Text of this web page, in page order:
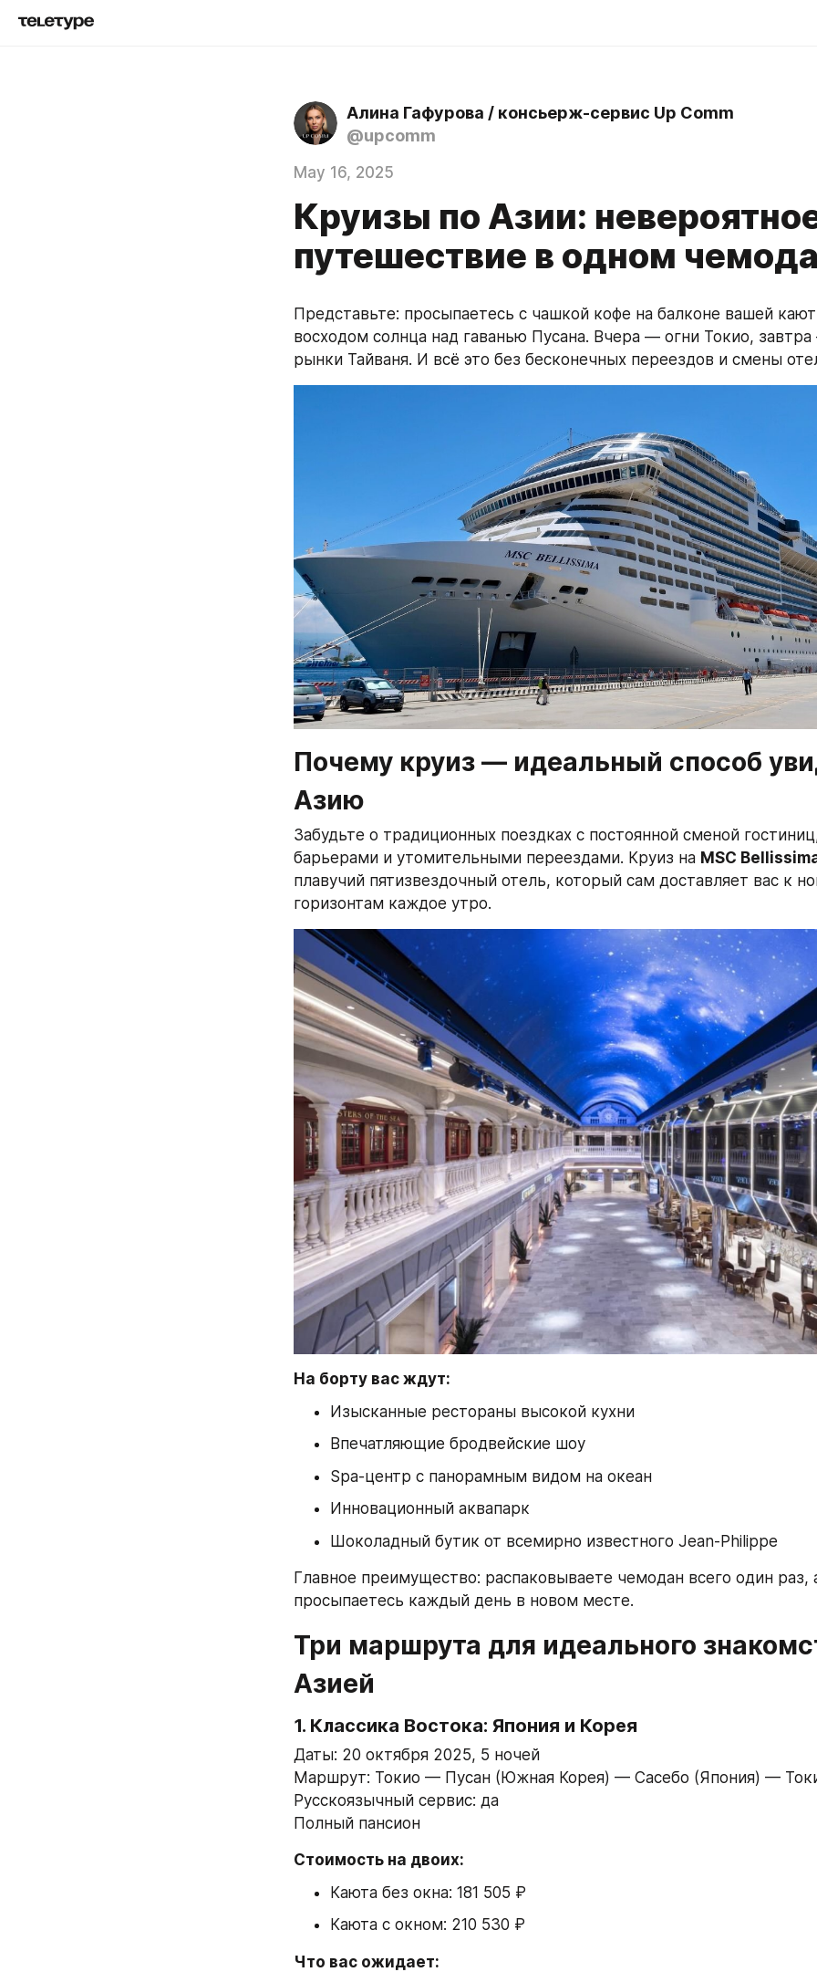
Алина Гафурова / консьерж-сервис Up Comm
@upcomm
May 16, 2025
Круизы по Азии:
путешествие в одном
Представьте: просыпаетесь с чашкой кофе на балконе вашей
восходом солнца над гаванью Пусана. Вчера — огни Токио,
рынки Тайваня. И всё это без бесконечных переездов и смены
Почему круиз — идеальный способ
Азию
Забудьте о традиционных поездках с постоянной сменой
барьерами и утомительными переездами. Круиз на MSC
плавучий пятизвездочный отель, который сам доставляет вас к
горизонтам каждое утро.
На борту вас ждут:
Изысканные рестораны высокой кухни
Впечатляющие бродвейские шоу
Spa-центр с панорамным видом на океан
Инновационный аквапарк
Шоколадный бутик от всемирно известного Jean-Philippe
Главное преимущество: распаковываете чемодан всего один раз,
просыпаетесь каждый день в новом месте.
Три маршрута для идеального
Азией
1. Классика Востока: Япония и Корея
Даты: 20 октября 2025, 5 ночей
Маршрут: Токио — Пусан (Южная Корея) — Сасебо (Япония) —
Русскоязычный сервис: да
Полный пансион
Стоимость на двоих:
Каюта без окна: 181 505 ₽
Каюта с окном: 210 530 ₽
Что вас ожидает: